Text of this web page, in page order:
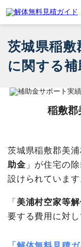
茨城県稲敷
に関する
稲敷郡
茨城県稲敷郡美
助金 」が住宅の
設けられています
「美浦村空家等
要する費用に対